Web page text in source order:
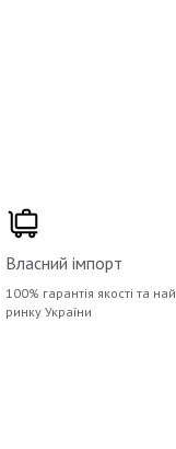
Власний імпорт
100% гарантія якості та
ринку України